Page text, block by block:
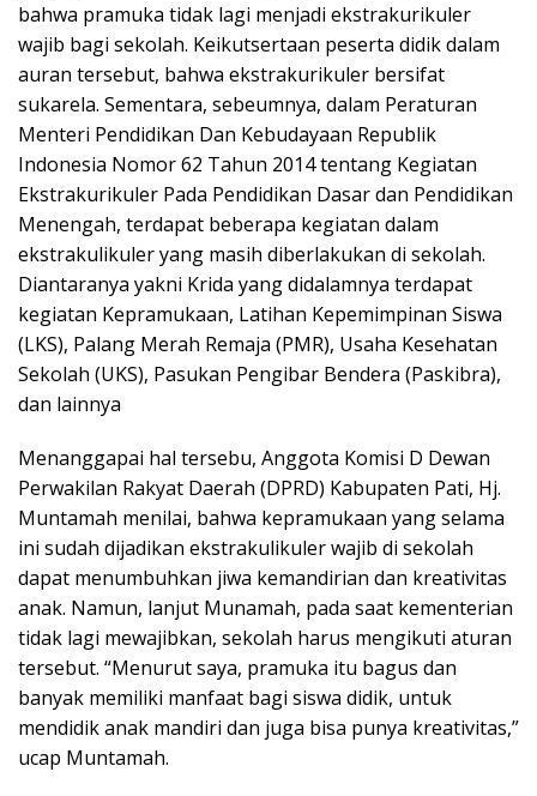
bahwa pramuka tidak lagi menjadi ekstrakurikuler
wajib bagi sekolah. Keikutsertaan peserta didik dalam
auran tersebut, bahwa ekstrakurikuler bersifat
sukarela. Sementara, sebeumnya, dalam Peraturan
Menteri Pendidikan Dan Kebudayaan Republik
Indonesia Nomor 62 Tahun 2014 tentang Kegiatan
Ekstrakurikuler Pada Pendidikan Dasar dan Pendidikan
Menengah, terdapat beberapa kegiatan dalam
ekstrakulikuler yang masih diberlakukan di sekolah.
Diantaranya yakni Krida yang didalamnya terdapat
kegiatan Kepramukaan, Latihan Kepemimpinan Siswa
(LKS), Palang Merah Remaja (PMR), Usaha Kesehatan
Sekolah (UKS), Pasukan Pengibar Bendera (Paskibra),
dan lainnya
Menanggapai hal tersebu, Anggota Komisi D Dewan
Perwakilan Rakyat Daerah (DPRD) Kabupaten Pati, Hj.
Muntamah menilai, bahwa kepramukaan yang selama
ini sudah dijadikan ekstrakulikuler wajib di sekolah
dapat menumbuhkan jiwa kemandirian dan kreativitas
anak. Namun, lanjut Munamah, pada saat kementerian
tidak lagi mewajibkan, sekolah harus mengikuti aturan
tersebut. “Menurut saya, pramuka itu bagus dan
banyak memiliki manfaat bagi siswa didik, untuk
mendidik anak mandiri dan juga bisa punya kreativitas,”
ucap Muntamah.